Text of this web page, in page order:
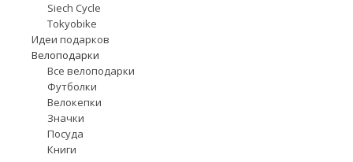
Siech Cycle
Tokyobike
Идеи подарков
Велоподарки
Все велоподарки
Футболки
Велокепки
Значки
Посуда
Книги